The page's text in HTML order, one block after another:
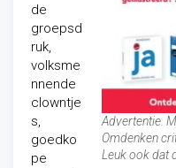
Advertentie.
Omdenken
Leuk ook dat
de
groepsd
ruk,
volksme
nnende
clowntje
s,
goedko
pe